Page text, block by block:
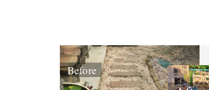
Before